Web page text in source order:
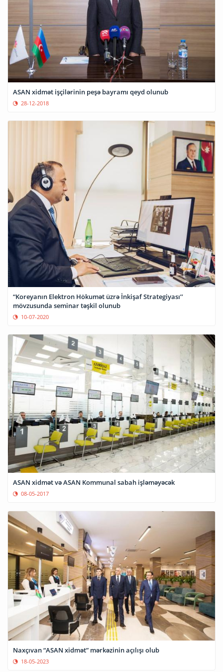
ASAN xidmət işçilərinin peşə bayramı qeyd olunub
28-12-2018
“Koreyanın Elektron Hökumət üzrə İnkişaf Strategiyası’’
mövzusunda seminar təşkil olunub
10-07-2020
ASAN xidmət və ASAN Kommunal sabah işləməyəcək
08-05-2017
Naxçıvan “ASAN xidmət” mərkəzinin açılışı olub
18-05-2023